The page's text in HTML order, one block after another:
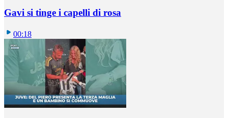
Gavi si tinge i capelli di rosa
00:18